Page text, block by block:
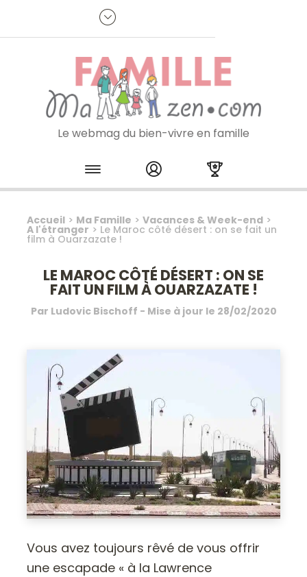
Je m'inscris à la newsletter
Le webmag du bien-vivre en famille
Skip to content
Accueil > Ma Famille >Vacances & Week-end >
A l'étranger > Le Maroc côté désert : on se fait un
film à Ouarzazate !
LE MAROC CÔTÉ DÉSERT : ON SE
FAIT UN FILM À OUARZAZATE !
Par Ludovic Bischoff - Mise à jour le 28/02/2020
Vous avez toujours rêvé de vous offrir
une escapade « à la Lawrence
Panneau de gestion des cookies